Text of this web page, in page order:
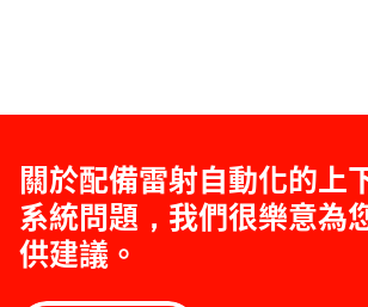
關於配備雷射自動化的上
系統問題，我們很樂意為
供建議。